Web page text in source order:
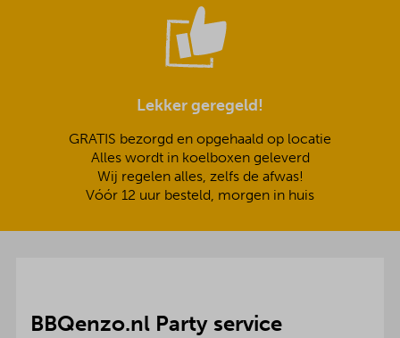
Lekker geregeld!
GRATIS bezorgd en opgehaald op locatie
Alles wordt in koelboxen geleverd
Wij regelen alles, zelfs de afwas!
Vóór 12 uur besteld, morgen in huis
BBQenzo.nl Party service